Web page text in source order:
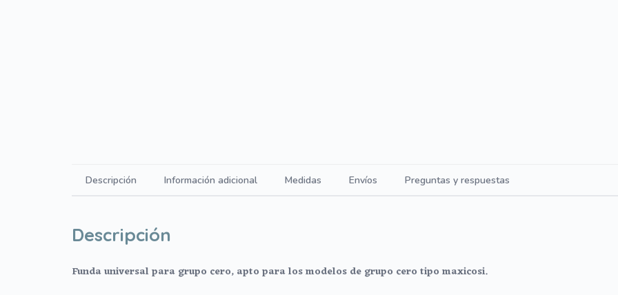
Descripción Información adicional Medidas Envíos Preguntas y respuestas
Descripción
Funda universal para grupo cero, apto para los modelos de grupo cero tipo maxicosi.